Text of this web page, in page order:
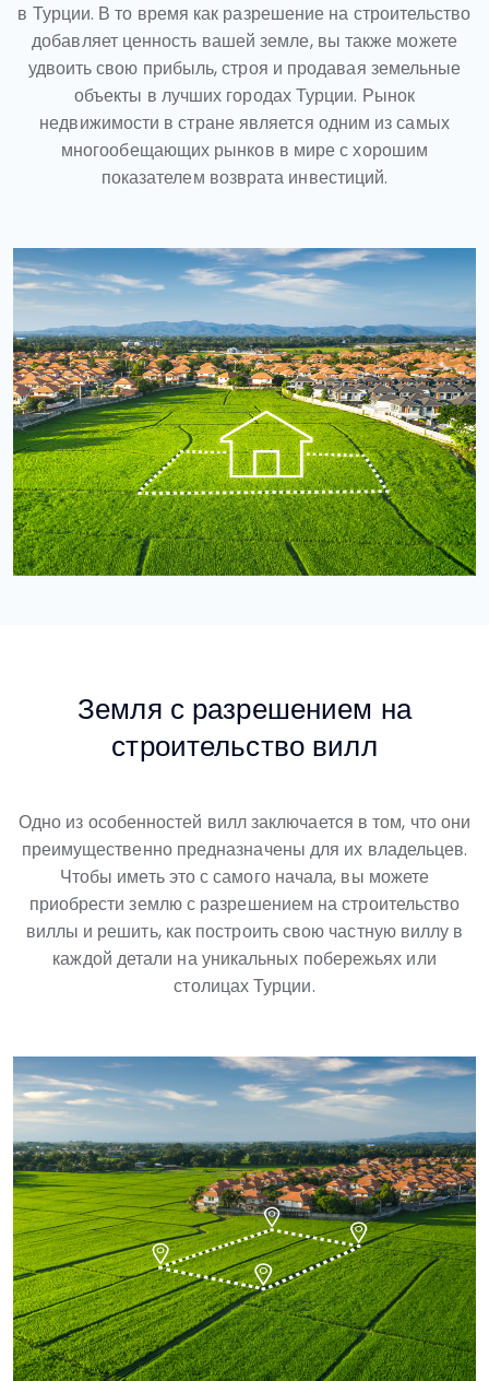
в Турции. В то время как разрешение на строительство
добавляет ценность вашей земле, вы также можете
удвоить свою прибыль, строя и продавая земельные
объекты в лучших городах Турции. Рынок
недвижимости в стране является одним из самых
многообещающих рынков в мире с хорошим
показателем возврата инвестиций.
Земля с разрешением на
строительство вилл
Одно из особенностей вилл заключается в том, что они
преимущественно предназначены для их владельцев.
Чтобы иметь это с самого начала, вы можете
приобрести землю с разрешением на строительство
виллы и решить, как построить свою частную виллу в
каждой детали на уникальных побережьях или
столицах Турции.